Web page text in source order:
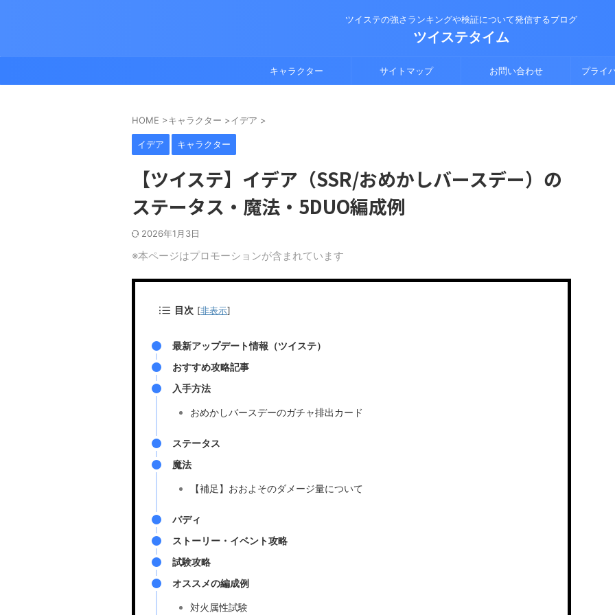
ツイステの強さランキングや検証について発信するブログ
ツイステタイム
キャラクター サイトマップ お問い合わせ プライ
HOME >キャラクター >イデア >
イデア キャラクター
【ツイステ】イデア（SSR/おめかしバースデー）の
ステータス・魔法・5DUO編成例
2026年1月3日
※本ページはプロモーションが含まれています
目次 [非表示]
最新アップデート情報（ツイステ）
おすすめ攻略記事
入手方法
おめかしバースデーのガチャ排出カード
ステータス
魔法
【補足】おおよそのダメージ量について
バディ
ストーリー・イベント攻略
試験攻略
オススメの編成例
対火属性試験